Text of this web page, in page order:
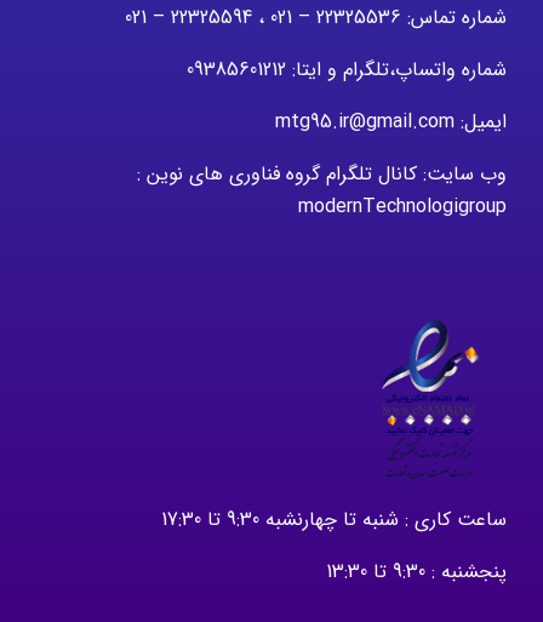
شماره تماس: 22325536 – 021 ، 22325594 – 021
شماره واتساپ،تلگرام و ایتا: 09385601212
ایمیل: mtg95.ir@gmail.com
وب سایت: کانال تلگرام گروه فناوری های نوین :
modernTechnologigroup
ساعت کاری : شنبه تا چهارنشبه 9:30 تا 17:30
پنجشنبه : 9:30 تا 13:30